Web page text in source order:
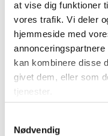
at vise dig funktioner
vores trafik. Vi deler
hjemmeside med
kan kombinere disse
givet dem, eller som
tjenester.
Nødvendig
Care-Ness